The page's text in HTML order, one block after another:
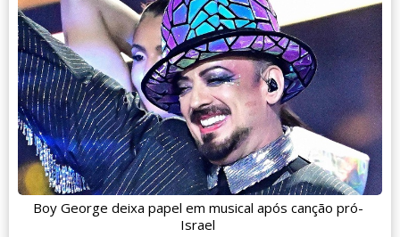
Boy George deixa papel em musical após canção pró-
Israel